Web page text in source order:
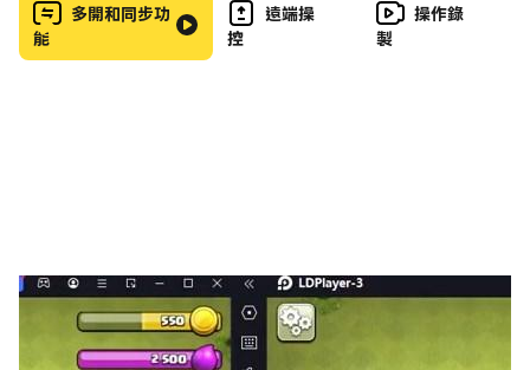
陆军长途汽车正在山上驾驶开始军用巴士作为真正的陆军教
练的项目法，用于在长途汽车游戏的同一轨道上具有挑战性
陆军教练巴士模拟
多開和同步功
能
遠端操
控
操作錄
製